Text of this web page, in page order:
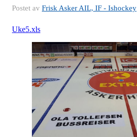
Postet av Frisk Asker AIL, IF - Ishockey
Uke5.xls